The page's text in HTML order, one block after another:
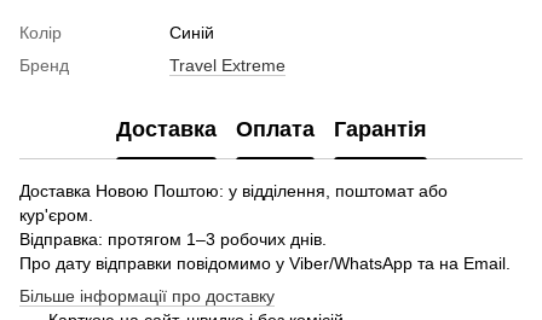
Колір
Синій
Бренд
Travel Extreme
Доставка Оплата Гарантія
Доставка Новою Поштою: у відділення, поштомат або
кур'єром.
Відправка: протягом 1–3 робочих днів.
Про дату відправки повідомимо у Viber/WhatsApp та на Email.
Більше інформації про доставку